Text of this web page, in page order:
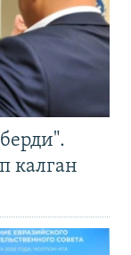
калган